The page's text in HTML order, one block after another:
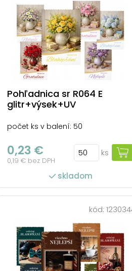
Pohľadnica sr R064 E
glitr+výsek+UV
počet ks v balení: 50
0,23 €
0,19 € bez DPH
ks
skladom
kód: